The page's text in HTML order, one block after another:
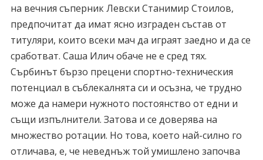
на вечния съперник Левски Станимир Стоилов,
предпочитат да имат ясно изграден състав от
титуляри, които всеки мач да играят заедно и да се
сработват. Саша Илич обаче не е сред тях.
Сърбинът бързо прецени спортно-техническия
потенциал в съблекалнята си и осъзна, че трудно
може да намери нужното постоянство от едни и
същи изпълнители. Затова и се доверява на
множество ротации. Но това, което най-силно го
отличава, е, че неведнъж той умишлено започва